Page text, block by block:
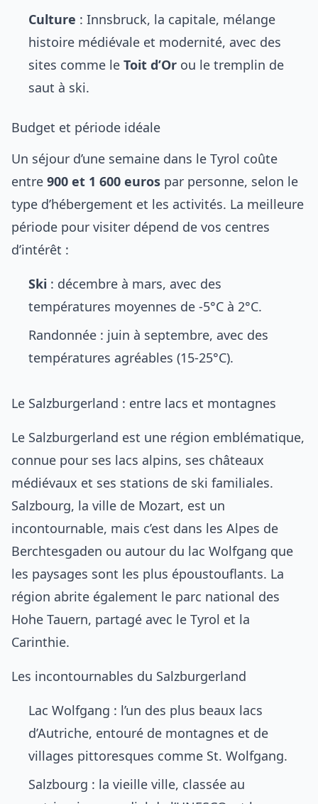
Culture : Innsbruck, la capitale, mélange
histoire médiévale et modernité, avec des
sites comme le Toit d’Or ou le tremplin de
saut à ski.
Budget et période idéale
Un séjour d’une semaine dans le Tyrol coûte
entre 900 et 1 600 euros par personne, selon le
type d’hébergement et les activités. La meilleure
période pour visiter dépend de vos centres
d’intérêt :
Ski : décembre à mars, avec des
températures moyennes de -5°C à 2°C.
Randonnée : juin à septembre, avec des
températures agréables (15-25°C).
Le Salzburgerland : entre lacs et montagnes
Le Salzburgerland est une région emblématique,
connue pour ses lacs alpins, ses châteaux
médiévaux et ses stations de ski familiales.
Salzbourg, la ville de Mozart, est un
incontournable, mais c’est dans les Alpes de
Berchtesgaden ou autour du lac Wolfgang que
les paysages sont les plus époustouflants. La
région abrite également le parc national des
Hohe Tauern, partagé avec le Tyrol et la
Carinthie.
Les incontournables du Salzburgerland
Lac Wolfgang : l’un des plus beaux lacs
d’Autriche, entouré de montagnes et de
villages pittoresques comme St. Wolfgang.
Salzbourg : la vieille ville, classée au